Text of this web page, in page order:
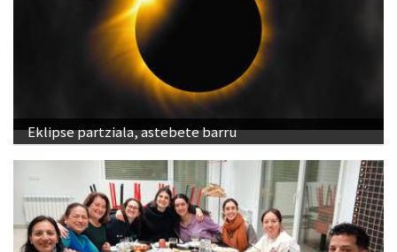
Eklipse partziala, astebete barru